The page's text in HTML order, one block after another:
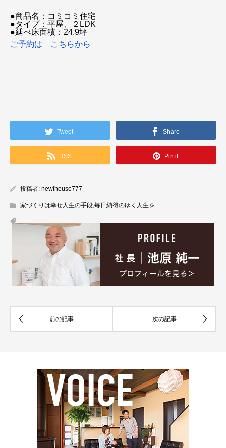
●商品名：コミコミ住宅
●タイプ：平屋、２LDK
●延べ床面積：24.9坪
ご予約は こちらから
Tweet Share
RSS Pin it
投稿者: newlhouse777
家づくりは幸せ人生の手段,毎日納得のゆく人生を